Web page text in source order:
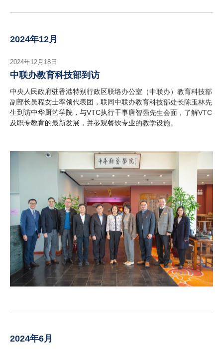
2024年12月
2024年12月18日
中联办教育科技部到访
中央人民政府驻香港特别行政区联络办公室（中联办）教育科技部
副部长吴程女士率领代表团，联同中联办教育科技部处长陈玉林先
生到访中华厨艺学院，与VTC执行干事唐智强先生会面，了解VTC
及职专教育的最新发展，并参观餐饮专业的教学设施。
2024年6月